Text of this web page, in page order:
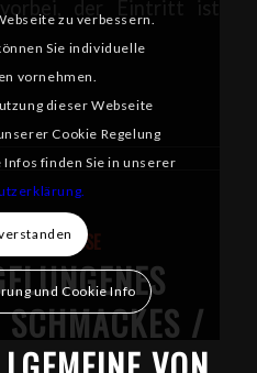
NEWS,PRESSE
K
/ G
zu verbessern.
Sie individuelle
vornehmen.
dieser Webseite
Cookie Regelung
finden Sie in unserer
und Cookie Info